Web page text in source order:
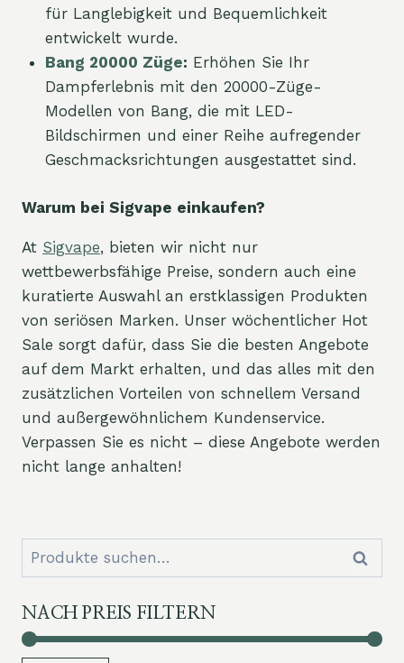
für Langlebigkeit und Bequemlichkeit
entwickelt wurde.
Bang 20000 Züge: Erhöhen Sie Ihr
Dampferlebnis mit den 20000-Züge-
Modellen von Bang, die mit LED-
Bildschirmen und einer Reihe aufregender
Geschmacksrichtungen ausgestattet sind.
Warum bei Sigvape einkaufen?
At Sigvape, bieten wir nicht nur
wettbewerbsfähige Preise, sondern auch eine
kuratierte Auswahl an erstklassigen Produkten
von seriösen Marken. Unser wöchentlicher Hot
Sale sorgt dafür, dass Sie die besten Angebote
auf dem Markt erhalten, und das alles mit den
zusätzlichen Vorteilen von schnellem Versand
und außergewöhnlichem Kundenservice.
Verpassen Sie es nicht – diese Angebote werden
nicht lange anhalten!
Suchen
nach:
NACH PREIS FILTERN